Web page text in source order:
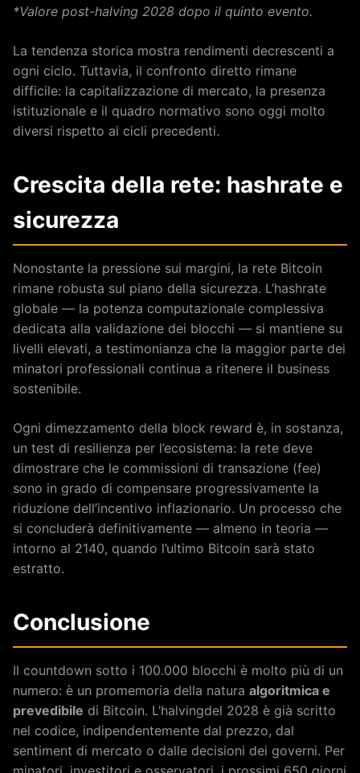
*Valore post-halving 2028 dopo il quinto evento.
La tendenza storica mostra rendimenti decrescenti a
ogni ciclo. Tuttavia, il confronto diretto rimane
difficile: la capitalizzazione di mercato, la presenza
istituzionale e il quadro normativo sono oggi molto
diversi rispetto ai cicli precedenti.
Crescita della rete: hashrate e
sicurezza
Nonostante la pressione sui margini, la rete Bitcoin
rimane robusta sul piano della sicurezza. L’hashrate
globale — la potenza computazionale complessiva
dedicata alla validazione dei blocchi — si mantiene su
livelli elevati, a testimonianza che la maggior parte dei
minatori professionali continua a ritenere il business
sostenibile.
Ogni dimezzamento della block reward è, in sostanza,
un test di resilienza per l’ecosistema: la rete deve
dimostrare che le commissioni di transazione (fee)
sono in grado di compensare progressivamente la
riduzione dell’incentivo inflazionario. Un processo che
si concluderà definitivamente — almeno in teoria —
intorno al 2140, quando l’ultimo Bitcoin sarà stato
estratto.
Conclusione
Il countdown sotto i 100.000 blocchi è molto più di un
numero: è un promemoria della natura algoritmica e
prevedibile di Bitcoin. L’halvingdel 2028 è già scritto
nel codice, indipendentemente dal prezzo, dal
sentiment di mercato o dalle decisioni dei governi. Per